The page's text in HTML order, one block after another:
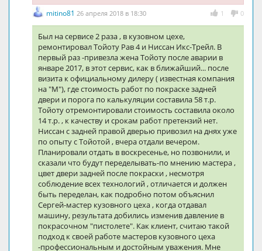
1 0
mitino81 26 апреля 2018 в 18:30
Был на сервисе 2 раза , в кузовном цехе,
ремонтировал Тойоту Рав 4 и Ниссан Икс-Трейл. В
первый раз -привезла жена Тойоту после аварии в
январе 2017, в этот сервис, как в ближайший... после
визита к официальному дилеру ( известная компания
на "М"), где стоимость работ по покраске задней
двери и порога по калькуляции составила 58 т.р.
Тойоту отремонтировали стоимость составила около
14 т.р. , к качеству и срокам работ претензий нет.
Ниссан с задней правой дверью привозил на днях уже
по опыту с Тойотой , вчера отдали вечером.
Планировали отдать в воскресенье, но позвонили, и
сказали что будут переделывать-по мнению мастера ,
цвет двери задней после покраски , несмотря
соблюдение всех технологий , отличается и должен
быть переделан, как подробно потом объяснил
Сергей-мастер кузовного цеха , когда отдавал
машину, результата добились изменив давление в
покрасочном "пистолете". Как клиент, считаю такой
подход к своей работе мастеров кузовного цеха
-профессиональным и достойным уважения. Мне